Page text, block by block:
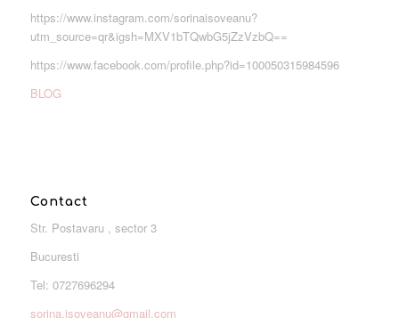
https://www.instagram.com/sorinaisoveanu?
utm_source=qr&igsh=MXV1bTQwbG5jZzVzbQ==
https://www.facebook.com/profile.php?id=100050315984596
BLOG
Contact
Str. Postavaru , sector 3
Bucuresti
Tel: 0727696294
sorina.isoveanu@gmail.com